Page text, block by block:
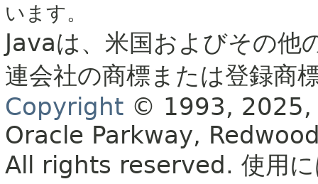
います。
Javaは、米国およびその
連会社の商標または登録商
Copyright © 1993, 2025,
Oracle Parkway,
All rights reserved. 使用